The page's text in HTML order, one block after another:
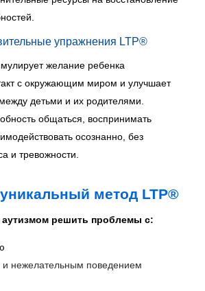
упражнения LTP®
желание ребенка
с окружающим миром и улучшает
детьми и их родителями.
общаться, воспринимать
осознанно, без
и тревожности.
метод LTP®
аутизмом решить проблемы с:
нежелательным поведением